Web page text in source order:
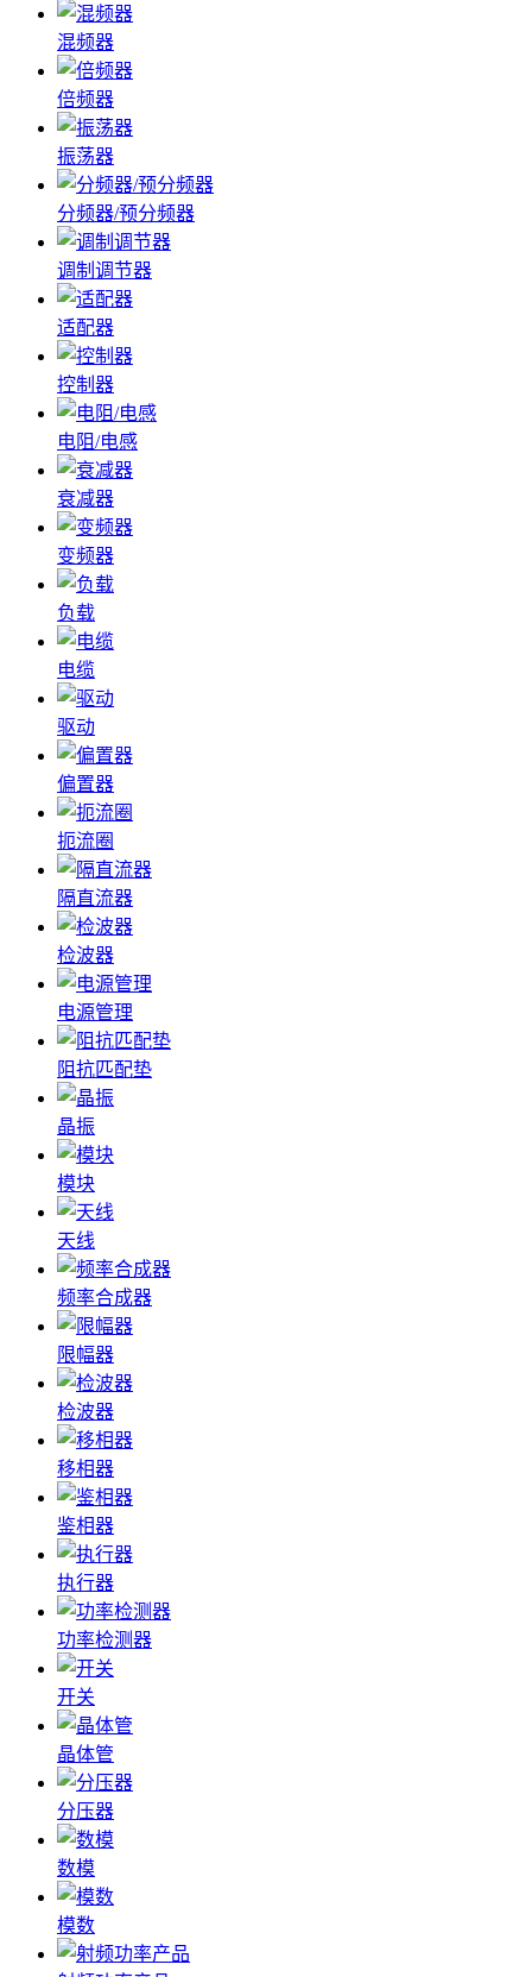
混频器
倍频器
振荡器
分频器/预分频器
调制调节器
适配器
控制器
电阻/电感
衰减器
变频器
负载
电缆
驱动
偏置器
扼流圈
隔直流器
检波器
电源管理
阻抗匹配垫
晶振
模块
天线
频率合成器
限幅器
检波器
移相器
鉴相器
执行器
功率检测器
开关
晶体管
分压器
数模
模数